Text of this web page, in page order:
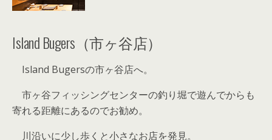
Island Bugers（市ヶ谷店）
Island Bugersの市ヶ谷店へ。
市ヶ谷フィッシングセンターの釣り堀で遊んでからも
寄れる距離にあるのでお勧め。
川沿いに少し歩くと小さなお店を発見。